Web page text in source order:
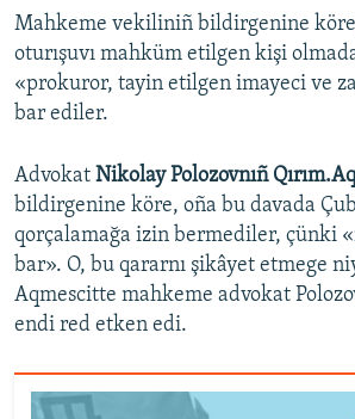
Mahkeme vekiliniñ bildirgenine
oturışuvı mahküm etilgen kişi
«prokuror, tayin etilgen imayeci ve
bar ediler.
Advokat Nikolay Polozovnıñ
bildirgenine köre, oña bu davada
qorçalamağa izin bermediler, çünki
bar». O, bu qararnı şikâyet etmege
Aqmescitte mahkeme advokat
endi red etken edi.